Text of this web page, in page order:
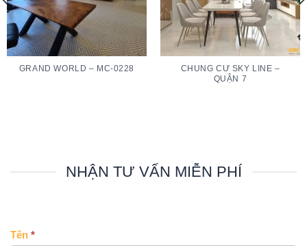
GRAND WORLD – MC-0228
CHUNG CƯ SKY LINE –
QUẬN 7
NHẬN TƯ VẤN MIỄN PHÍ
CONTACT
Tên *